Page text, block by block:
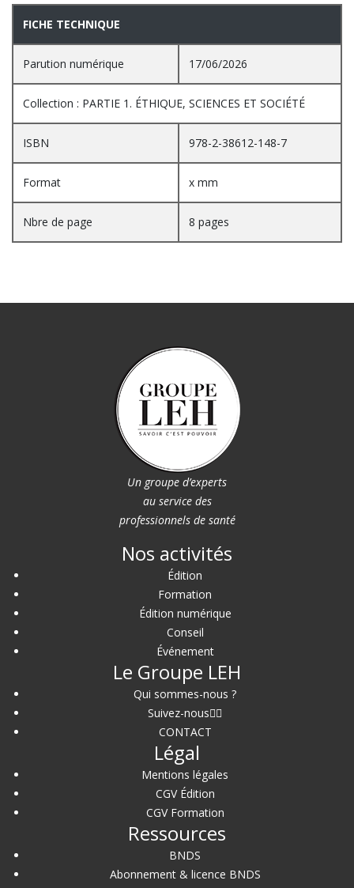
FICHE TECHNIQUE
Parution numérique 17/06/2026
Collection : PARTIE 1. ÉTHIQUE, SCIENCES ET SOCIÉTÉ
ISBN 978-2-38612-148-7
Format x mm
Nbre de page 8 pages
Un groupe d’experts
au service des
professionnels de santé
Nos activités
Édition
Formation
Édition numérique
Conseil
Événement
Le Groupe LEH
Qui sommes-nous ?
Suivez-nous
CONTACT
Légal
Mentions légales
CGV Édition
CGV Formation
Ressources
BNDS
Abonnement & licence BNDS